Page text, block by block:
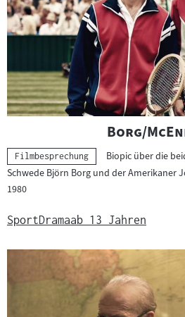
s
m
a
t
e
r
i
l
:
"
Borg/
Kategorie:
Filmbesprechung
Biopic über die
Schwede Björn Borg und der Amerikaner
1980
SportDramaab 13 Jahren